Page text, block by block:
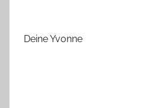
Deine Yvonne